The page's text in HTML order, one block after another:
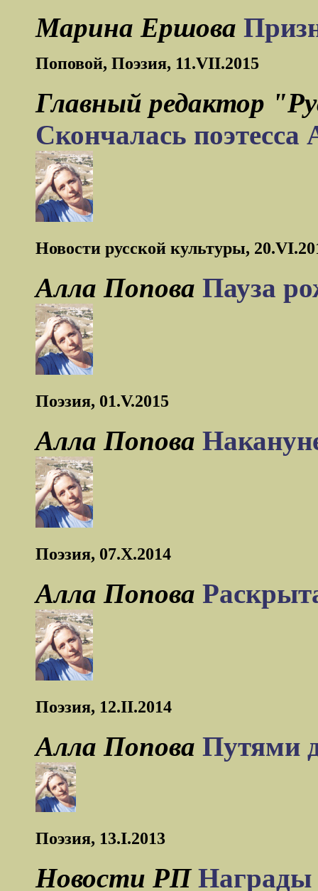
Марина Ершова
Поповой, Поэзия, 11.VII.2015
Главный редактор
Скончалась
Новости русской культуры,
Алла Попова Пауза
Поэзия, 01.V.2015
Алла Попова
Поэзия, 07.X.2014
Алла Попова
Поэзия, 12.II.2014
Алла Попова Путями
Поэзия, 13.I.2013
Новости РП